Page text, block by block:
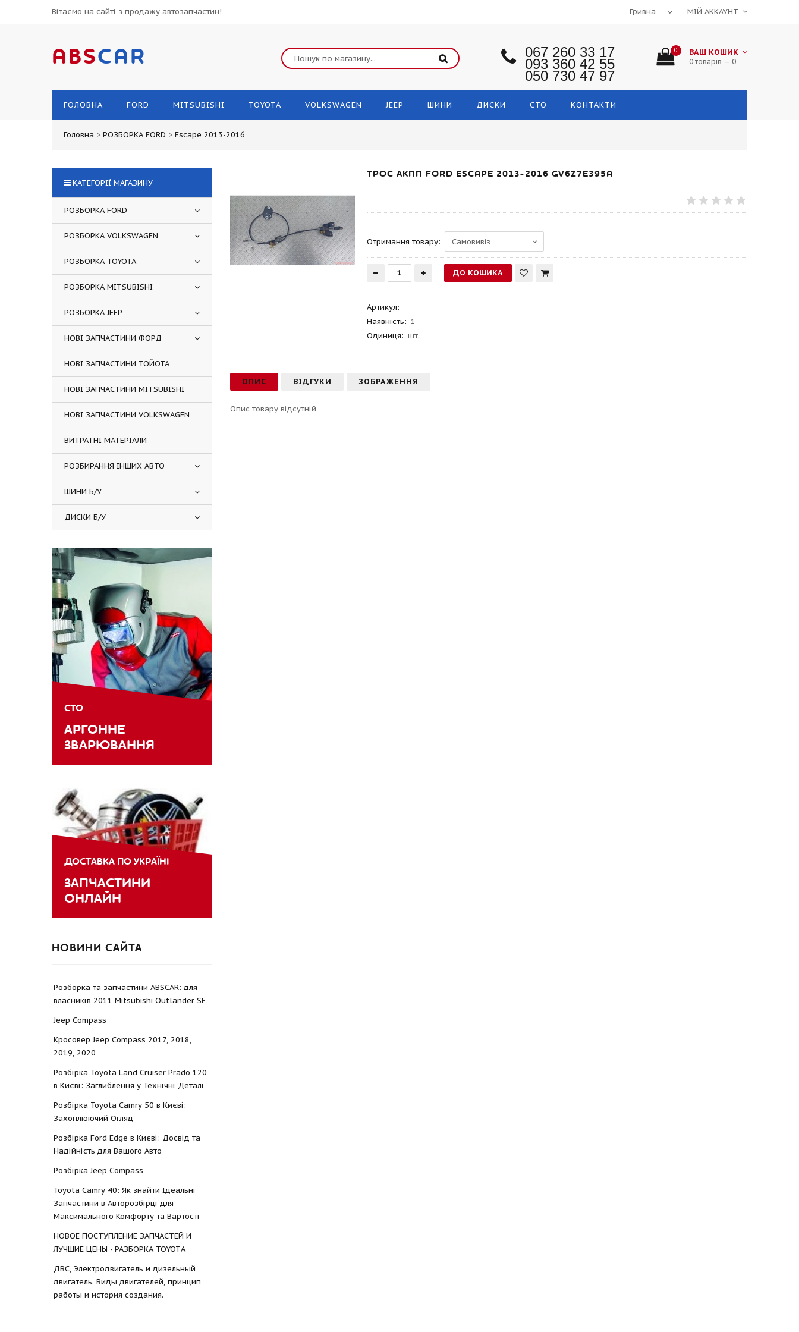
Вітаємо на сайті з продажу автозапчастин! МІЙ АККАУНТ
ABSCAR 067 260 33 17
093 360 42 55
050 730 47 97
0 ВАШ КОШИК
0 товарів — 0
ГОЛОВНА FORD MITSUBISHI TOYOTA VOLKSWAGEN JEEP ШИНИ ДИСКИ СТО КОНТАКТИ
Головна > РОЗБОРКА FORD > Escape 2013-2016
ТРОС АКПП FORD ESCAPE 2013-2016 GV6Z7E395A
Отримання товару:
Артикул:
Наявність: 1
Одиниця: шт.
ОПИС ВІДГУКИ ЗОБРАЖЕННЯ
Опис товару відсутній
КАТЕГОРІЇ МАГАЗИНУ
РОЗБОРКА FORD
РОЗБОРКА VOLKSWAGEN
РОЗБОРКА TOYOTA
РОЗБОРКА MITSUBISHI
РОЗБОРКА JEEP
НОВІ ЗАПЧАСТИНИ ФОРД
НОВІ ЗАПЧАСТИНИ ТОЙОТА
НОВІ ЗАПЧАСТИНИ MITSUBISHI
НОВІ ЗАПЧАСТИНИ VOLKSWAGEN
ВИТРАТНІ МАТЕРІАЛИ
РОЗБИРАННЯ ІНШИХ АВТО
ШИНИ Б/У
ДИСКИ Б/У
СТО
АРГОННЕ
ЗВАРЮВАННЯ
ДОСТАВКА ПО УКРАЇНІ
ЗАПЧАСТИНИ
ОНЛАЙН
НОВИНИ САЙТА
Розборка та запчастини ABSCAR: для
власників 2011 Mitsubishi Outlander SE
Jeep Compass
Кросовер Jeep Compass 2017, 2018,
2019, 2020
Розбірка Toyota Land Cruiser Prado 120
в Києві: Заглиблення у Технічні Деталі
Розбірка Toyota Camry 50 в Києві:
Захоплюючий Огляд
Розбірка Ford Edge в Києві: Досвід та
Надійність для Вашого Авто
Розбірка Jeep Compass
Toyota Camry 40: Як знайти Ідеальні
Запчастини в Авторозбірці для
Максимального Комфорту та Вартості
НОВОЕ ПОСТУПЛЕНИЕ ЗАПЧАСТЕЙ И
ЛУЧШИЕ ЦЕНЫ - РАЗБОРКА TOYOTА
ДВС, Электродвигатель и дизельный
двигатель. Виды двигателей, принцип
работы и история создания.